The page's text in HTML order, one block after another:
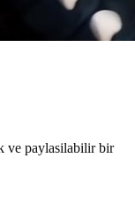
ve paylasilabilir bir